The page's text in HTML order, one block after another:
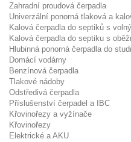
Zahradní proudová čerpadla
Univerzální ponorná tlaková a
Kalová čerpadla do septiků s
Kalová čerpadla do septiku s
Hlubinná ponorná čerpadla do
Domácí vodárny
Benzínová čerpadla
Tlakové nádoby
Odstředivá čerpadla
Příslušenství čerpadel a IBC
Křovinořezy a vyžínače
Křovinořezy
Elektrické a AKU